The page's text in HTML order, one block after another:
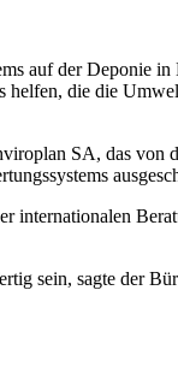
auf der Deponie
die die
SA, das
internationalen
sein, sagte der